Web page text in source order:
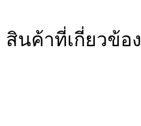
สินค้าที่เกี่ยวข้อง